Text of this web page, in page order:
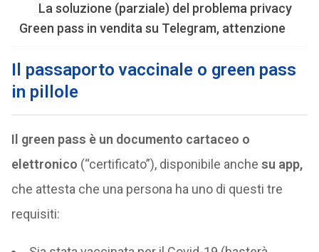
La soluzione (parziale) del problema privacy
Green pass in vendita su Telegram, attenzione
Il passaporto vaccinale o green pass
in pillole
Il green pass è un documento cartaceo o
elettronico (“certificato”), disponibile anche su app,
che attesta che una persona ha uno di questi tre
requisiti: